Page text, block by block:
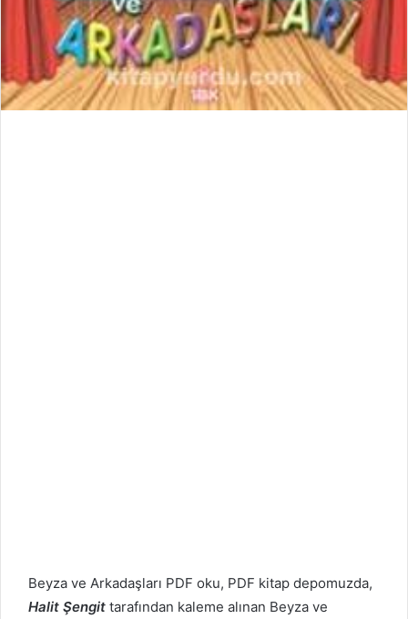
Beyza ve Arkadaşları PDF oku, PDF kitap depomuzda,
Halit Şengit tarafından kaleme alınan Beyza ve